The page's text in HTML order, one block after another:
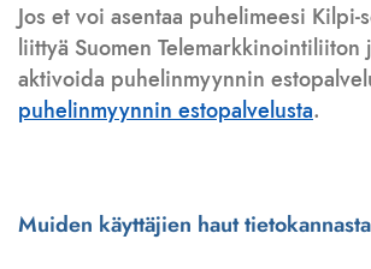
Jos et voi asentaa puhelimeesi Kilpi-
liittyä Suomen Telemarkkinointiliiton
aktivoida puhelinmyynnin
puhelinmyynnin estopalvelusta.
Muiden käyttäjien haut